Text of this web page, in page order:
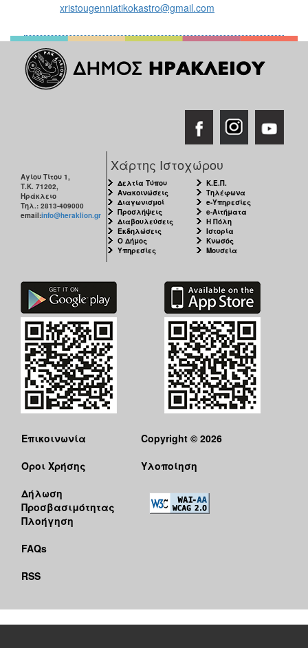
xristougenniatikokastro@gmail.com
Αγίου Τίτου 1,
Τ.Κ. 71202,
Ηράκλειο
Τηλ.: 2813-409000
email:info@heraklion.gr
Χάρτης Ιστοχώρου
Δελτία Τύπου
Ανακοινώσεις
Διαγωνισμοί
Προσλήψεις
Διαβουλεύσεις
Εκδηλώσεις
Ο Δήμος
Υπηρεσίες
Κ.Ε.Π.
Τηλέφωνα
e-Υπηρεσίες
e-Αιτήματα
Η Πόλη
Ιστορία
Κνωσός
Μουσεία
Επικοινωνία
Όροι Χρήσης
Δήλωση
Προσβασιμότητας
Πλοήγηση
FAQs
RSS
Copyright © 2026
Υλοποίηση